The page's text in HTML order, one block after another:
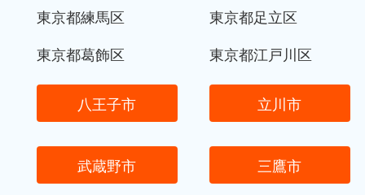
東京都練馬区
東京都足立区
東京都葛飾区
東京都江戸川区
八王子市 立川市
武蔵野市 三鷹市